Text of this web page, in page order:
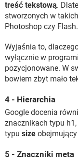
treść tekstową.
stworzonych w
Photoshop czy Flash.
Wyjaśnia to,
wyłącznie w
pozycjonowane. W
bowiem zbyt mało
4 - Hierarchia
Google docenia
znacznikach typu
typu size obejmujący
5 - Znaczniki meta